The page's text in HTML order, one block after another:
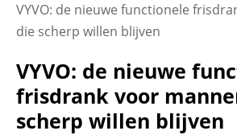
VYVO: de nieuwe functionele
die scherp willen blijven
VYVO: de nieuwe
frisdrank voor
scherp willen blijven